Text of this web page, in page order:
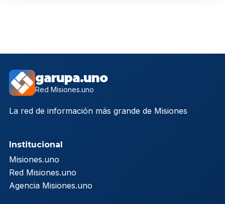
garupa.uno
Red Misiones.uno
La red de información más grande de Misiones
Institucional
Misiones.uno
Red Misiones.uno
Agencia Misiones.uno